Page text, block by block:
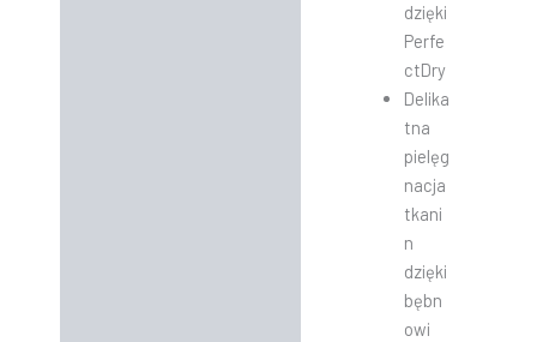
dzięki
Perfe
ctDry
Delika
tna
pielęg
nacja
tkani
n
dzięki
bębn
owi